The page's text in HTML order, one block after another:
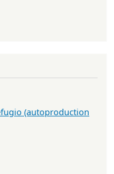
(autoproduction